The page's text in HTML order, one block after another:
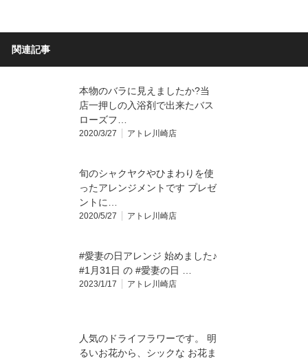
関連記事
本物のバラに見えましたか?当
店一押しの入浴剤で出来たバス
ローズフ…
2020/3/27 アトレ川崎店
旬のシャクヤクやひまわりを使
ったアレンジメントです プレゼ
ントに…
2020/5/27 アトレ川崎店
#愛妻の日アレンジ 始めました♪
#1月31日 の #愛妻の日 …
2023/1/17 アトレ川崎店
人気のドライフラワーです。 明
るいお花から、シックな お花ま